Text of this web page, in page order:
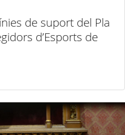
de suport del Pla
d’Esports de